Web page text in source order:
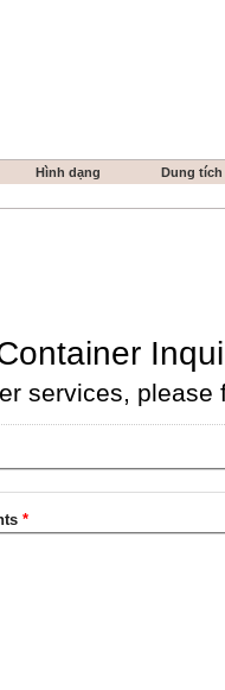
Hình dạng
Dung tích